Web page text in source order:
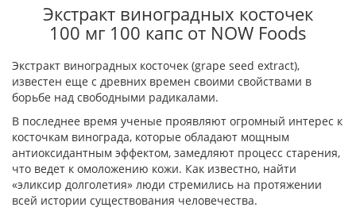
Экстракт виноградных косточек
100 мг 100 капс от NOW Foods
Экстракт виноградных косточек (grape seed extract),
известен еще с древних времен своими свойствами в
борьбе над свободными радикалами.
В последнее время ученые проявляют огромный интерес к
косточкам винограда, которые обладают мощным
антиоксидантным эффектом, замедляют процесс старения,
что ведет к омоложению кожи. Как известно, найти
«эликсир долголетия» люди стремились на протяжении
всей истории существования человечества.